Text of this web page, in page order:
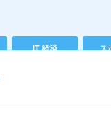
IT 経済 ス